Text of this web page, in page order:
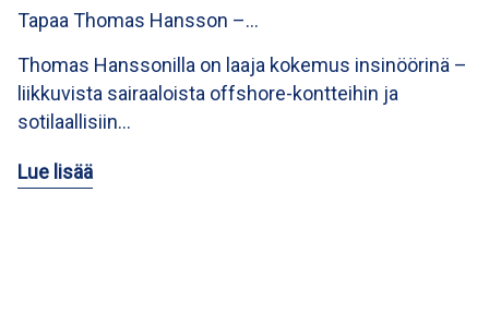
Tapaa Thomas Hansson –…
Thomas Hanssonilla on laaja kokemus insinöörinä –
liikkuvista sairaaloista offshore-kontteihin ja
sotilaallisiin…
Lue lisää